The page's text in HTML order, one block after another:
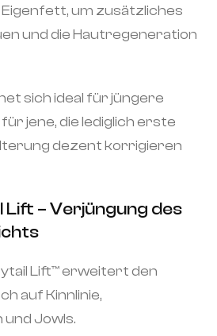
um zusätzliches
und die Hautregeneration
sich ideal für jüngere
jene, die lediglich erste
dezent korrigieren
Lift – Verjüngung des
Lift™️ erweitert den
auf Kinnlinie,
Jowls.